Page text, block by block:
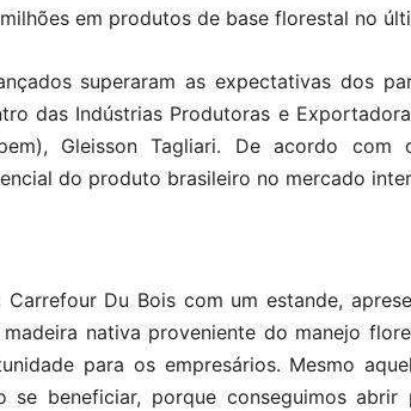
em produtos de base florestal no
superaram as expectativas dos
das Indústrias Produtoras e
Gleisson Tagliari. De acordo com
do produto brasileiro no mercado
Carrefour Du Bois com um estande,
nativa proveniente do manejo
para os empresários. Mesmo
se beneficiar, porque conseguimos